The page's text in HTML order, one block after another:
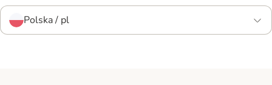
Polska / pl